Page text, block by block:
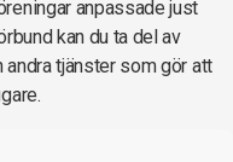
anpassade just
kan du ta del av
tjänster som gör att